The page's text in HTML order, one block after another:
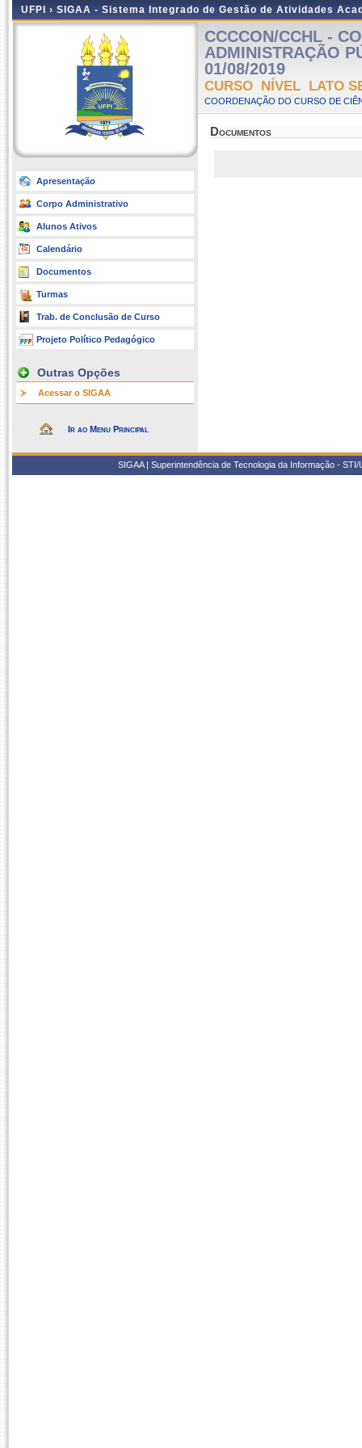
UFPI › SIGAA - Sistema Integrado de Gestão de Atividades
Apresentação
Corpo Administrativo
Alunos Ativos
Calendário
Documentos
Turmas
Trab. de Conclusão de Curso
Projeto Político Pedagógico
Outras Opções
Acessar o SIGAA
Ir ao Menu Principal
CCCCON/CCHL -
ADMINISTRAÇÃO
01/08/2019
CURSO NÍVEL LATO
COORDENAÇÃO DO CURSO DE
Documentos
SIGAA | Superintendência de Tecnologia da Informação -